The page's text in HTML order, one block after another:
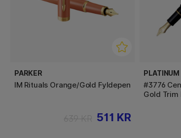
PARKER
IM Rituals Orange/Gold Fyldepen
511 KR
PLATINUM
#3776
Gold Trim